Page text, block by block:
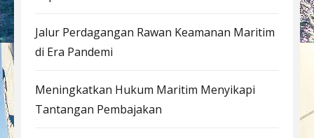
Jalur Perdagangan Rawan Keamanan Maritim
di Era Pandemi
Meningkatkan Hukum Maritim Menyikapi
Tantangan Pembajakan